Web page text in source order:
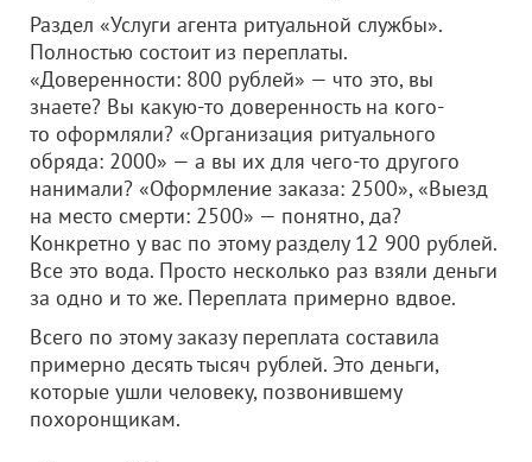
Раздел «Услуги агента ритуальной службы».
Полностью состоит из переплаты.
«Доверенности: 800 рублей» — что это, вы
знаете? Вы какую-то доверенность на кого-
то оформляли? «Организация ритуального
обряда: 2000» — а вы их для чего-то другого
нанимали? «Оформление заказа: 2500», «Выезд
на место смерти: 2500» — понятно, да?
Конкретно у вас по этому разделу 12 900 рублей.
Все это вода. Просто несколько раз взяли деньги
за одно и то же. Переплата примерно вдвое.
Всего по этому заказу переплата составила
примерно десять тысяч рублей. Это деньги,
которые ушли человеку, позвонившему
похоронщикам.